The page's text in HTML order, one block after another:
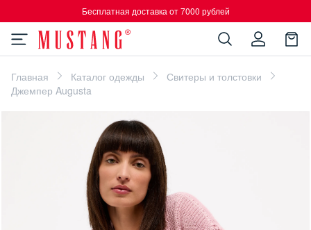
Бесплатная доставка от 7000 рублей
Главная Каталог одежды
Свитеры и толстовки
Джемпер Augusta